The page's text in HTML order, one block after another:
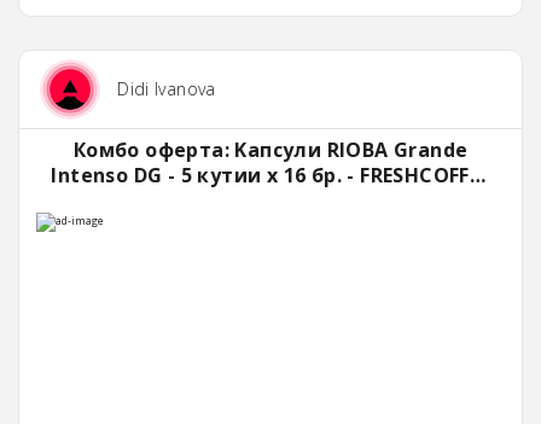
Didi Ivanova
Комбо оферта: Kапсули RIOBA Grande
Intenso DG - 5 кутии x 16 бр. - FRESHCOFFEE